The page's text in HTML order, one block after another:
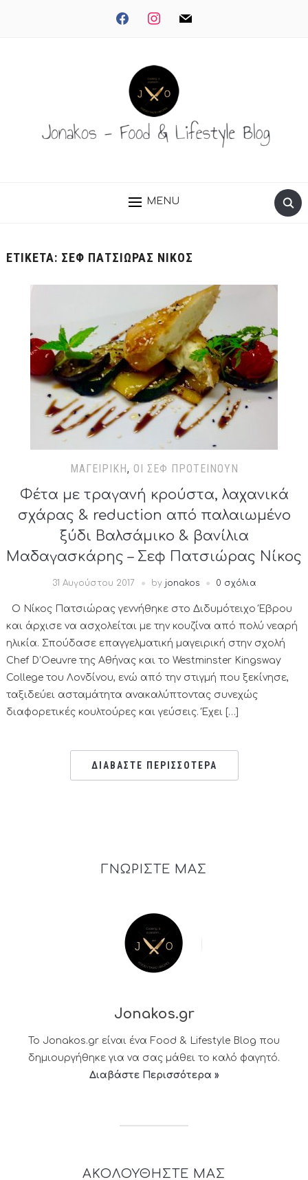
facebookinstagrammail
MENU
ΕΤΙΚΈΤΑ: ΣΕΦ ΠΑΤΣΙΏΡΑΣ ΝΊΚΟΣ
ΜΑΓΕΙΡΙΚΉ, ΟΙ ΣΕΦ ΠΡΟΤΕΊΝΟΥΝ
Φέτα με τραγανή κρούστα, λαχανικά
σχάρας & reduction από παλαιωμένο
ξύδι Βαλσάμικο & βανίλια
Μαδαγασκάρης – Σεφ Πατσιώρας Νίκος
31 Αυγούστου 2017 by jonakos 0 σχόλια
Ο Νίκος Πατσιώρας γεννήθηκε στο Διδυμότειχο Έβρου
και άρχισε να ασχολείται με την κουζίνα από πολύ νεαρή
ηλικία. Σπούδασε επαγγελματική μαγειρική στην σχολή
Chef D’Oeuvre της Αθήνας και το Westminster Kingsway
College του Λονδίνου, ενώ από την στιγμή που ξεκίνησε,
ταξιδεύει ασταμάτητα ανακαλύπτοντας συνεχώς
διαφορετικές κουλτούρες και γεύσεις. Έχει […]
ΔΙΑΒΑΣΤΕ ΠΕΡΙΣΣΟΤΕΡΑ
ΓΝΩΡΙΣΤΕ ΜΑΣ
Jonakos.gr
Το Jonakos.gr είναι ένα Food & Lifestyle Blog που
δημιουργήθηκε για να σας μάθει το καλό φαγητό.
Διαβάστε Περισσότερα »
ΑΚΟΛΟΥΘΗΣΤΕ ΜΑΣ